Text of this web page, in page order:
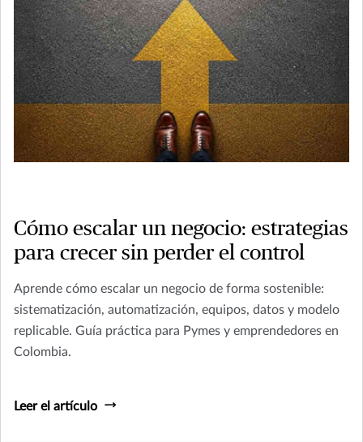
Cómo escalar un negocio: estrategias
para crecer sin perder el control
Aprende cómo escalar un negocio de forma sostenible:
sistematización, automatización, equipos, datos y modelo
replicable. Guía práctica para Pymes y emprendedores en
Colombia.
Leer el artículo